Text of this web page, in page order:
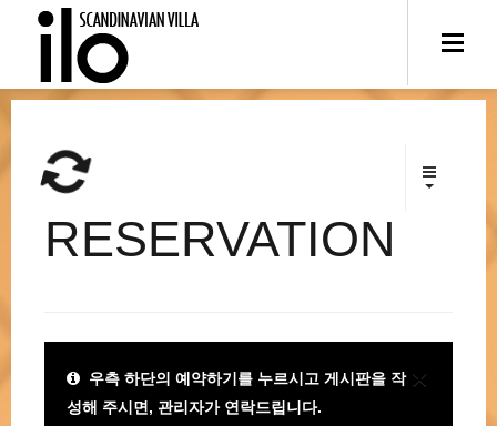
RESERVATION
×
우측 하단의 예약하기를 누르시고 게시판을 작
성해 주시면, 관리자가 연락드립니다.